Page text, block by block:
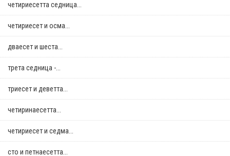
четириесетта седница...
четириесет и осма...
дваесет и шеста...
трета седница -...
триесет и деветта...
четиринаесетта...
четириесет и седма...
сто и петнаесетта...